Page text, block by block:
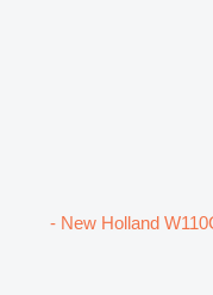
مبرد بيني New Holland W110C -